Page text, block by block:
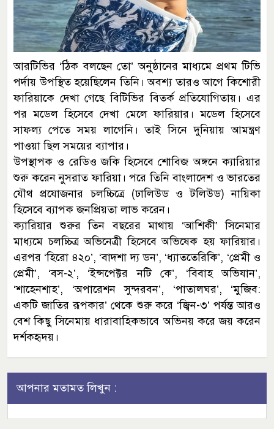
আরটিভির ‘ঠিক বলছেন তো’ অনুষ্ঠানের মাধ্যমে প্রথম টিভি
পর্দায় উপস্থিত হয়েছিলেন তিনি। অবশ্য তারও আগে কিশোরী
ফারিয়াকে দেখা গেছে বিটিভির বিতর্ক প্রতিযোগিতায়। এর
পর মডেল হিসেবে দেখা মেলে ফারিয়ার। মডেল হিসেবে
সাফল্য পেতে সময় লাগেনি। তাই সিনে দুনিয়ায় আমন্ত্রণ
পাওয়া ছিল সময়ের ব্যাপার।
উপস্থাপক ও রেডিও জকি হিসেবে শোবিজ অঙ্গনে ক্যারিয়ার
শুরু করেন নুসরাত ফারিয়া। পরে তিনি বাংলাদেশ ও ভারতের
যৌথ প্রযোজনার চলচ্চিত্রে (ঢালিউড ও টলিউড) নায়িকা
হিসেবে ব্যাপক জনপ্রিয়তা লাভ করেন।
ক্যারিয়ার শুরুর তিন বছরের মাথায় ‘আশিকী’ সিনেমার
মাধ্যমে চলচ্চিত্র অভিনেত্রী হিসেবে অভিষেক হয় ফারিয়ার।
এরপর ‘হিরো ৪২০’, ‘বাদশা দ্য ডন’, ‘ধ্যাততেরিকি’, ‘প্রেমী ও
প্রেমী’, ‘বস-২’, ‘ইন্সপেক্টর নটি কে’, ‘বিবাহ অভিযান’,
‘শাহেনশাহ’, ‘অপারেশন সুন্দরবন’, ‘পাতালঘর’, ‘মুজিব:
একটি জাতির রূপকার’ থেকে শুরু করে ‘জ্বিন-৩’ পর্যন্ত আরও
বেশ কিছু সিনেমায় ধারাবাহিকভাবে অভিনয় করে জয় করেন
দর্শকহৃদয়।
আপনার মতামত লিখুন :